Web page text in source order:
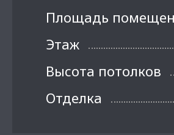
Площадь
Этаж
Высота потолков
Отделка